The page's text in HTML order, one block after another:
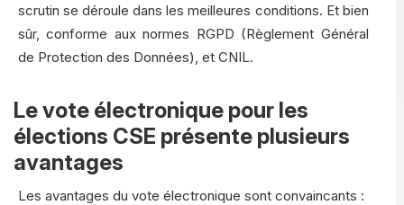
scrutin se déroule dans les meilleures conditions. Et bien
sûr, conforme aux normes RGPD (Règlement Général
de Protection des Données), et CNIL.
Le vote électronique pour les
élections CSE présente plusieurs
avantages
Les avantages du vote électronique sont convaincants :